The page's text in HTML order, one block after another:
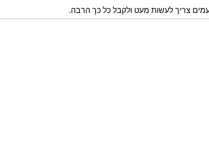
צריך לעשות מעט ולקבל כל כך הרבה.